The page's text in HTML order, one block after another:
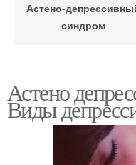
Астено-
синдром
Астено
Виды